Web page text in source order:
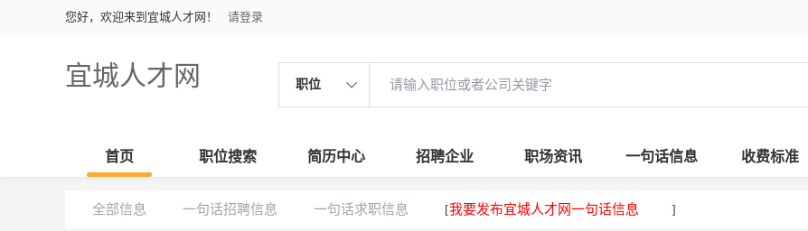
您好，欢迎来到宜城人才网！ 请登录
宜城人才网 职位
首页 职位搜索 简历中心 招聘企业 职场资讯 一句话信息 收费标准
全部信息 一句话招聘信息 一句话求职信息 [我要发布宜城人才网一句话信息 ]